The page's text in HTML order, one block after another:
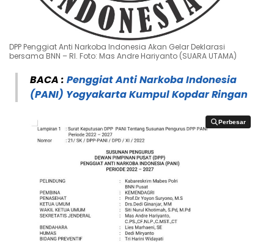
DPP Penggiat Anti Narkoba Indonesia Akan Gelar Deklarasi
bersama BNN – RI. Foto: Mas Andre Hariyanto (SUARA UTAMA)
BACA : Penggiat Anti Narkoba Indonesia
(PANI) Yogyakarta Kumpul Kopdar Ringan
Perbesar
Perbesar